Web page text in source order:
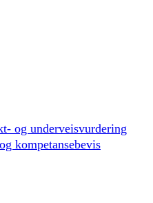
og underveisvurdering
kompetansebevis